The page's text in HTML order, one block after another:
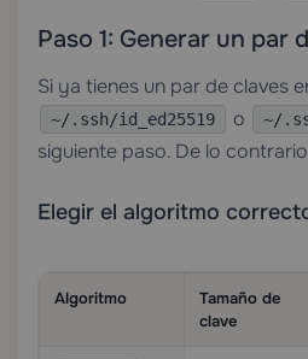
Paso 1: Generar un par
Si ya tienes un par de claves
~/.ssh/id_ed25519 o ~/
siguiente paso. De lo
Elegir el algoritmo
Algoritmo
Tamaño de
clave